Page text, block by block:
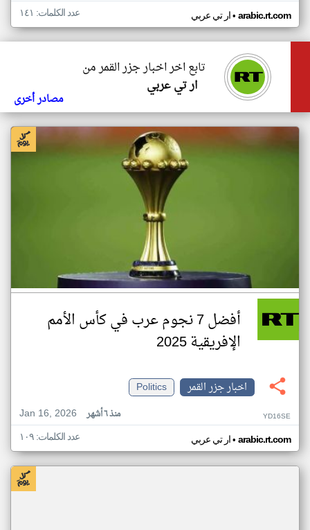
ار تي عربي• arabic.rt.com عدد الكلمات: ١٤١
تابع اخر اخبار جزر القمر من
ار تي عربي
مصادر أخرى
أفضل 7 نجوم عرب في كأس الأمم
الإفريقية 2025
اخبار جزر القمر
Politics
Jan 16, 2026
منذ ٦ أشهر YD16SE
ار تي عربي• arabic.rt.com عدد الكلمات: ١٠٩